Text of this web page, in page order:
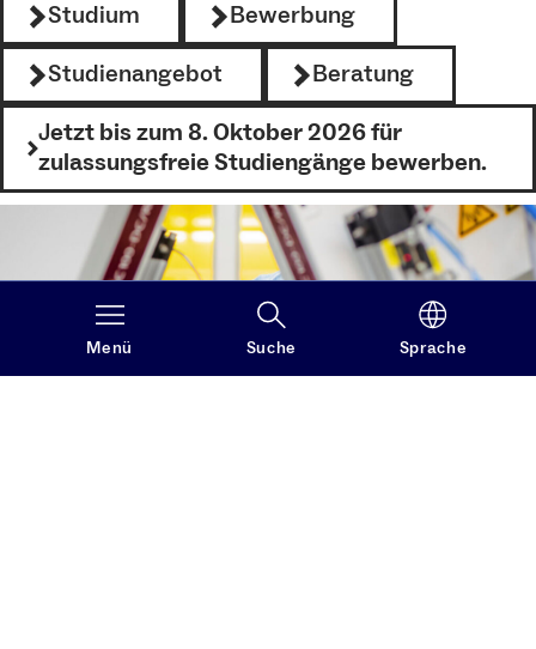
Menü Suche Sprache
Studium
Bewerbung
Studienangebot
Beratung
Jetzt bis zum 8. Oktober 2026 für
zulassungsfreie Studiengänge bewerben.